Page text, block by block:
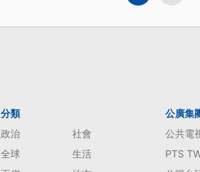
分類
政治
社會
全球
生活
公廣集
公共電
PTS